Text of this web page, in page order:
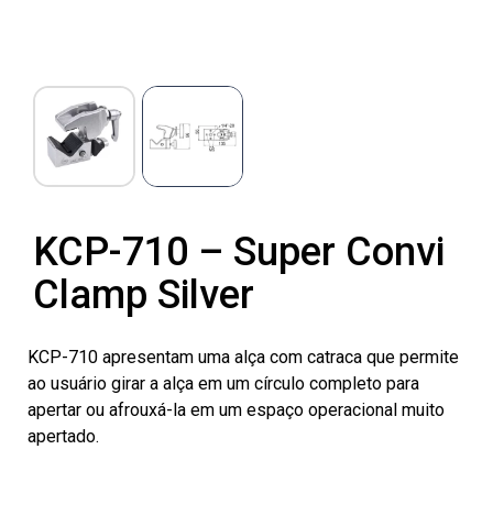
KCP-710 – Super Convi
Clamp Silver
KCP-710 apresentam uma alça com catraca que permite
ao usuário girar a alça em um círculo completo para
apertar ou afrouxá-la em um espaço operacional muito
apertado.